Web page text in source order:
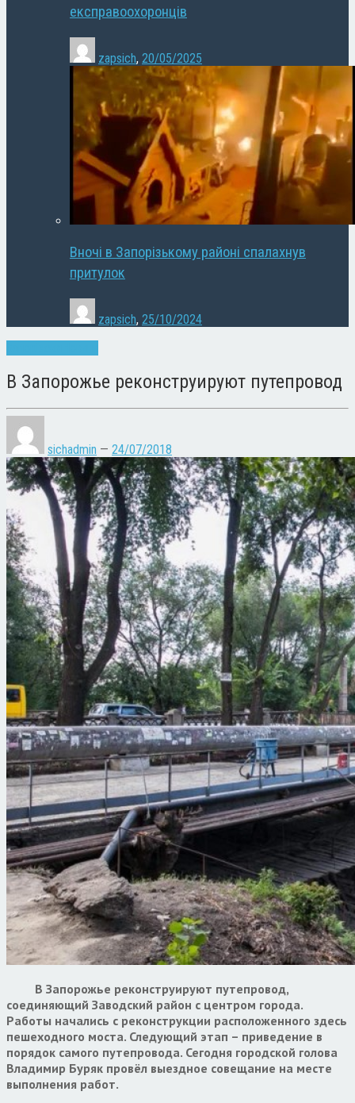
експравоохоронців
zapsich, 20/05/2025
Вночі в Запорізькому районі спалахнув
притулок
zapsich, 25/10/2024
В Запорожье реконструируют путепровод
sichadmin — 24/07/2018
В Запорожье реконструируют путепровод,
соединяющий Заводский район с центром города.
Работы начались с реконструкции расположенного здесь
пешеходного моста. Следующий этап – приведение в
порядок самого путепровода. Сегодня городской голова
Владимир Буряк провёл выездное совещание на месте
выполнения работ.